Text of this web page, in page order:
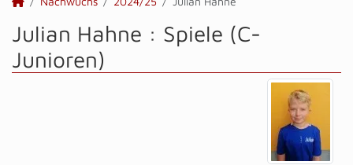
Julian Hahne : Spiele (C-
Junioren)